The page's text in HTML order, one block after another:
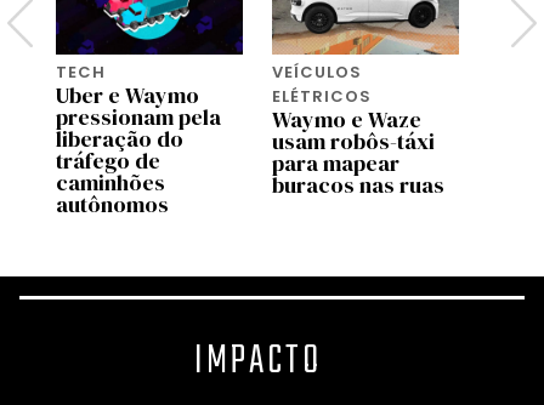
TECH
Uber e Waymo
pressionam pela
liberação do
tráfego de
caminhões
autônomos
VEÍCULOS
ELÉTRICOS
Waymo e Waze
usam robôs-táxi
para mapear
buracos nas ruas
IMPACTO